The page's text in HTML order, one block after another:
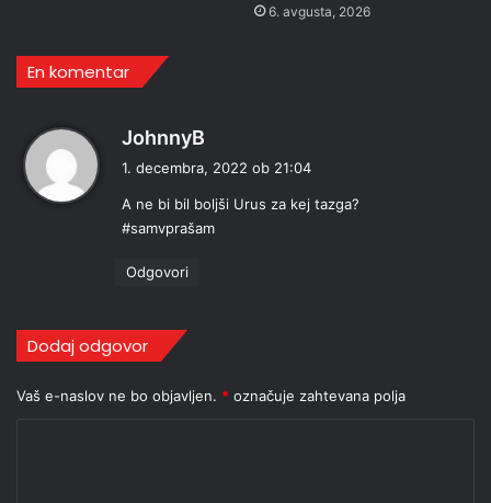
6. avgusta, 2026
En komentar
JohnnyB
a
v
i
1. decembra, 2022 ob 21:04
A ne bi bil boljši Urus za kej tazga?
#samvprašam
Odgovori
Dodaj odgovor
Vaš e-naslov ne bo objavljen. * označuje zahtevana polja